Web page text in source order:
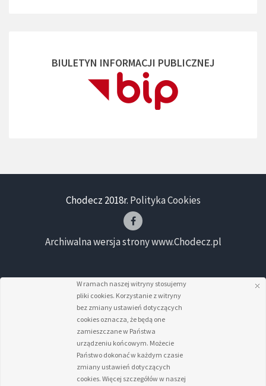
BIULETYN INFORMACJI PUBLICZNEJ
Chodecz 2018r. Polityka Cookies
Archiwalna wersja strony www.Chodecz.pl
W ramach naszej witryny stosujemy
pliki cookies. Korzystanie z witryny
bez zmiany ustawień dotyczących
cookies oznacza, że będą one
zamieszczane w Państwa
urządzeniu końcowym. Możecie
Państwo dokonać w każdym czasie
zmiany ustawień dotyczących
cookies. Więcej szczegółów w naszej